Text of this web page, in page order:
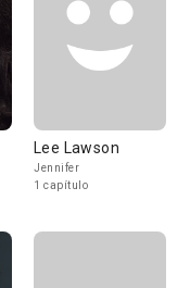
Lee Lawson
Jennifer
1 capítulo